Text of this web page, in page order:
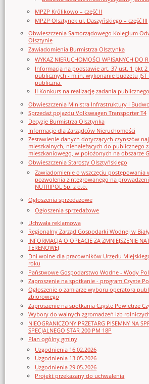
MPZP Królikowo – część II
MPZP Olsztynek ul. Daszyńskiego – część III
Obwieszczenia Samorządowego Kolegium
Olsztynie
Zawiadomienia Burmistrza Olsztynka
WYKAZ NIERUCHOMOŚCI WPISANYCH DO
Informacja na podstawie art. 37 ust. 1 pkt
publicznych - m.in. wykonanie budżetu
publiczna.
II Konkurs na realizację zadania publicznego
Obwieszczenia Ministra Infrastruktury i
Sprzedaż pojazdu Volkswagen Transporter T4
Decyzje Burmistrza Olsztynka
Informacje dla Zarządców Nieruchomości
Zestawienie danych dotyczących czynszów
mieszkalnych, nienależących do publicznego
mieszkaniowego, w położonych na obszarze
Obwieszczenia Starosty Olsztyńskiego
Zawiadomienie o wszczęciu postępowania
pozwolenia zintegrowanego na
NUTRIPOL Sp. z o.o.
Ogłoszenia sprzedażowe
Ogłoszenia sprzedażowe
Uchwała reklamowa
Regionalny Zarząd Gospodarki Wodnej w
INFORMACJA O OPŁACIE ZA ZMNIEJSZENIE
TERENOWEJ
Dni wolne dla pracowników Urzędu
roku
Państwowe Gospodarstwo Wodne - Wody
Zaproszenie na spotkanie - program Czyste
Ogłoszenie o zamiarze wyboru operatora
zbiorowego
Zaproszenie na spotkania Czyste Powietrze
Wybory do walnych zgromadzeń izb
NIEOGRANICZONY PRZETARG PISEMNY NA
SPECJALNEGO STAR 200 PM 18P
Plan ogólny gminy
Uzgodnienia 16.02.2026
Uzgodnienia 13.05.2026
Uzgodnienia 29.05.2026
Projekt przekazany do uchwalenia